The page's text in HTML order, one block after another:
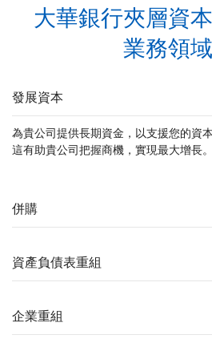
大華銀行夾層資
業務領域
發展資本
為貴公司提供長期資金，以支援您的資
這有助貴公司把握商機，實現最大增長。
併購
資產負債表重組
企業重組